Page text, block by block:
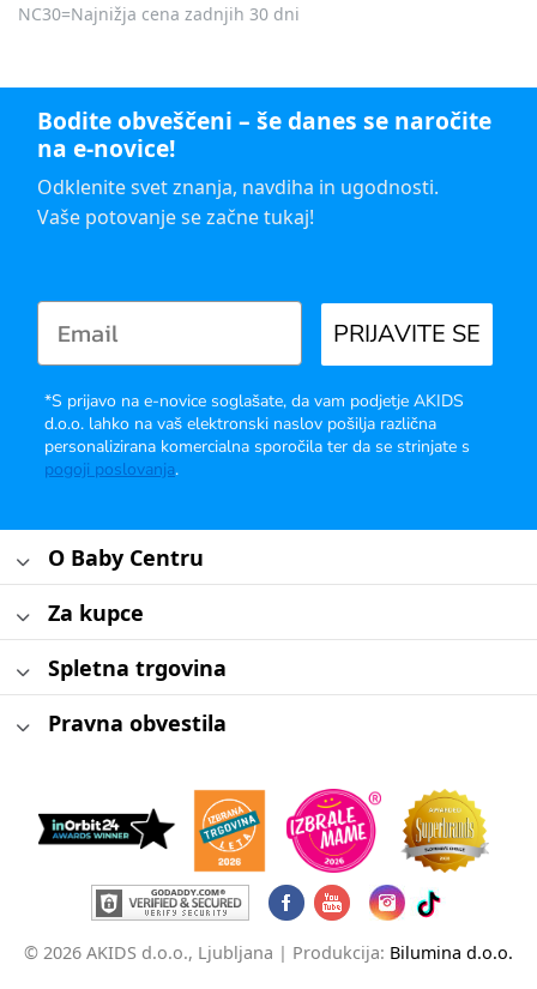
NC30=Najnižja cena zadnjih 30 dni
Bodite obveščeni – še danes se naročite
na e-novice!
Odklenite svet znanja, navdiha in ugodnosti.
Vaše potovanje se začne tukaj!
PRIJAVITE SE
*S prijavo na e-novice soglašate, da vam podjetje AKIDS
d.o.o. lahko na vaš elektronski naslov pošilja različna
personalizirana komercialna sporočila ter da se strinjate s
pogoji poslovanja.
O Baby Centru
Za kupce
Spletna trgovina
Pravna obvestila
© 2026 AKIDS d.o.o., Ljubljana | Produkcija: Bilumina d.o.o.